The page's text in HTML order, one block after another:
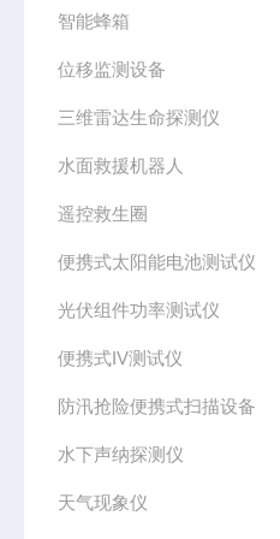
智能蜂箱
位移监测设备
三维雷达生命探测仪
水面救援机器人
遥控救生圈
便携式太阳能电池测试仪
光伏组件功率测试仪
便携式IV测试仪
防汛抢险便携式扫描设备
水下声纳探测仪
天气现象仪